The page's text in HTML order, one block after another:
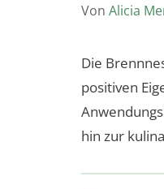
Von Alicia
Die
positiven
hin zur